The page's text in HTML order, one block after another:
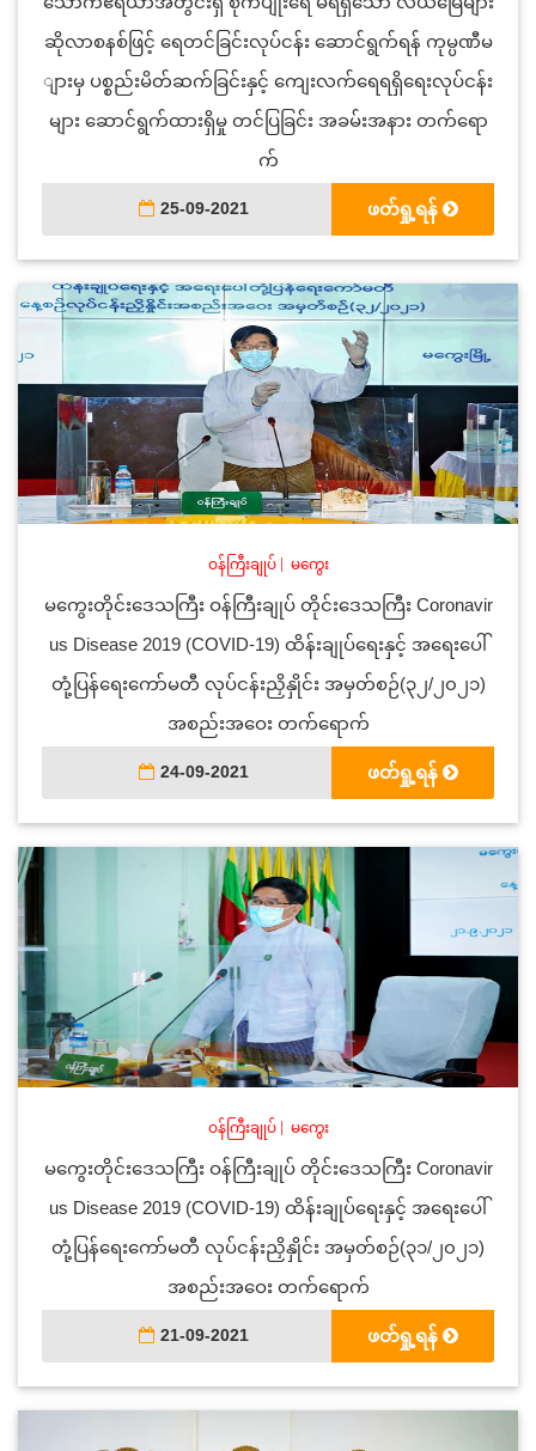
ဆိုလာစနစ်ဖြင့် ရေတင်ခြင်းလုပ်ငန်း ဆောင်ရွက်ရန် ကုမ္ပဏီမ
ျားမှ ပစ္စည်းမိတ်ဆက်ခြင်းနှင့် ကျေးလက်ရေရရှိရေးလုပ်ငန်း
များ ဆောင်ရွက်ထားရှိမှု တင်ပြခြင်း အခမ်းအနား တက်ရော
က်
25-09-2021 ဖတ်ရှု့ရန်
ဝန်ကြီးချုပ်| မကွေး
မကွေးတိုင်းဒေသကြီး ဝန်ကြီးချုပ် တိုင်းဒေသကြီး Coronavir
us Disease 2019 (COVID-19) ထိန်းချုပ်ရေးနှင့် အရေးပေါ်
တုံ့ပြန်ရေးကော်မတီ လုပ်ငန်းညှိနှိုင်း အမှတ်စဉ်(၃၂/၂၀၂၁)
အစည်းအဝေး တက်ရောက်
24-09-2021 ဖတ်ရှု့ရန်
ဝန်ကြီးချုပ်| မကွေး
မကွေးတိုင်းဒေသကြီး ဝန်ကြီးချုပ် တိုင်းဒေသကြီး Coronavir
us Disease 2019 (COVID-19) ထိန်းချုပ်ရေးနှင့် အရေးပေါ်
တုံ့ပြန်ရေးကော်မတီ လုပ်ငန်းညှိနှိုင်း အမှတ်စဉ်(၃၁/၂၀၂၁)
အစည်းအဝေး တက်ရောက်
21-09-2021 ဖတ်ရှု့ရန်